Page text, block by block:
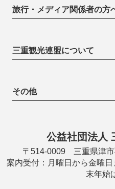
旅行・メディア関係者の方
三重観光連盟について
その他
公益社団法人
〒514-0009 三重県津
案内受付：月曜日から金曜
末年始